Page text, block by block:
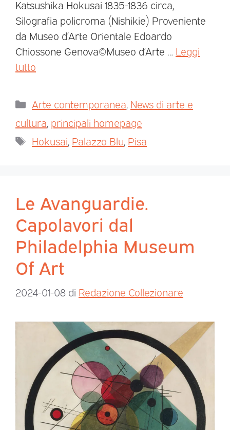
Katsushika Hokusai 1835-1836 circa,
Silografia policroma (Nishikie) Proveniente
da Museo d’Arte Orientale Edoardo
Chiossone Genova©Museo d’Arte … Leggi
tutto
Arte contemporanea News di arte e
cultura principali homepage
Hokusai Palazzo Blu Pisa
Le Avanguardie.
Capolavori dal
Philadelphia Museum
Of Art
2024-01-08 di Redazione Collezionare